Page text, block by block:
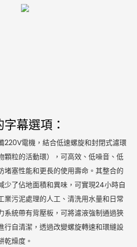
幕選項：
220V電機，結合低速螺旋和封閉式濾環
顆粒的活動環），可高效、低噪音、低
堵塞性能和更長的使用壽命。其整合的
少了佔地面積和異味，可實現24小時自
業污泥處理的人工、清洗用水量和日常
系統帶有背壓板，可將濾液強制通過狹
行自清潔，透過改變螺旋轉速和環縫設
乾燥度。